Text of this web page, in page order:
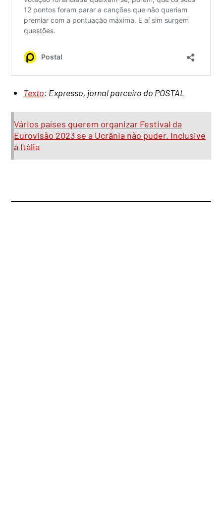
Texto: Expresso, jornal parceiro do POSTAL
Vários países querem organizar Festival da
Eurovisão 2023 se a Ucrânia não puder. Inclusive
a Itália